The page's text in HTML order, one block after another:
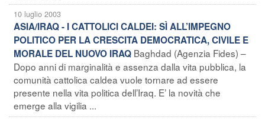
10 luglio 2003
ASIA/IRAQ - I CATTOLICI CALDEI: SÌ ALL’IMPEGNO
POLITICO PER LA CRESCITA DEMOCRATICA, CIVILE E
MORALE DEL NUOVO IRAQ Baghdad (Agenzia Fides) –
Dopo anni di marginalità e assenza dalla vita pubblica, la
comunità cattolica caldea vuole tornare ad essere
presente nella vita politica dell’Iraq. E’ la novità che
emerge alla vigilia ...